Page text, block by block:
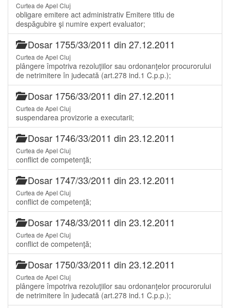
Curtea de Apel Cluj
obligare emitere act administrativ Emitere titlu de
despăgubire şi numire expert evaluator;
Dosar 1755/33/2011 din 27.12.2011
Curtea de Apel Cluj
plângere împotriva rezoluţiilor sau ordonanţelor procurorului
de netrimitere în judecată (art.278 ind.1 C.p.p.);
Dosar 1756/33/2011 din 27.12.2011
Curtea de Apel Cluj
suspendarea provizorie a executarii;
Dosar 1746/33/2011 din 23.12.2011
Curtea de Apel Cluj
conflict de competenţă;
Dosar 1747/33/2011 din 23.12.2011
Curtea de Apel Cluj
conflict de competenţă;
Dosar 1748/33/2011 din 23.12.2011
Curtea de Apel Cluj
conflict de competenţă;
Dosar 1750/33/2011 din 23.12.2011
Curtea de Apel Cluj
plângere împotriva rezoluţiilor sau ordonanţelor procurorului
de netrimitere în judecată (art.278 ind.1 C.p.p.);